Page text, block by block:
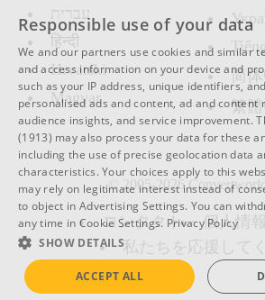
עברית
हिन्दी
Hrvatski
Magyar
简
繁
© 2005-2026
コンタクト
個人情
私たちを応援して
Responsible use of your data
We and our partners use cookies and similar
and access information on your device and
such as your IP address, unique identifiers,
personalised ads and content, ad and content
audience insights, and service improvement.
(1913) may also process your data for these
including the use of precise geolocation data
characteristics. Your choices apply to this
may rely on legitimate interest instead of
to object in Advertising Settings. You can
any time in Cookie Settings. Privacy Policy
SHOW DETAILS
ACCEPT ALL